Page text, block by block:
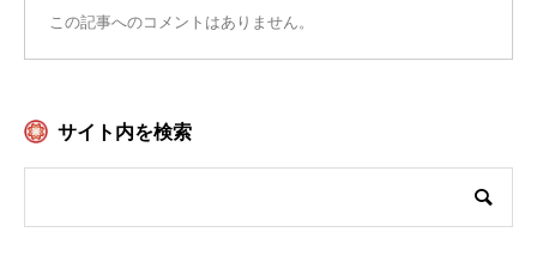
この記事へのコメントはありません。
サイト内を検索